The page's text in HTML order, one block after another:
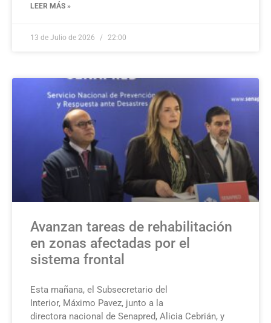
LEER MÁS »
13 de Julio de 2026 22:00
Avanzan tareas de rehabilitación
en zonas afectadas por el
sistema frontal
Esta mañana, el Subsecretario del
Interior, Máximo Pavez, junto a la
directora nacional de Senapred, Alicia Cebrián, y